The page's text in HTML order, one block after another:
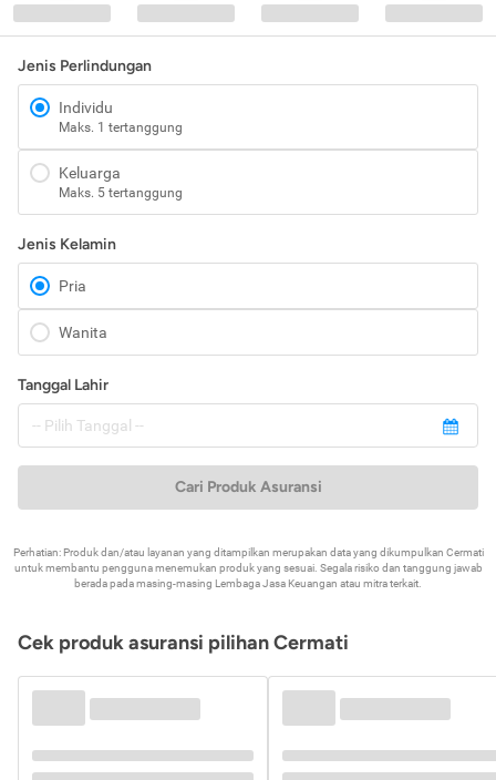
Jenis Perlindungan
Individu
Maks. 1 tertanggung
Keluarga
Maks. 5 tertanggung
Jenis Kelamin
Pria
Wanita
Tanggal Lahir
Cari Produk Asuransi
Perhatian: Produk dan/atau layanan yang ditampilkan merupakan data yang dikumpulkan Cermati
untuk membantu pengguna menemukan produk yang sesuai. Segala risiko dan tanggung jawab
berada pada masing-masing Lembaga Jasa Keuangan atau mitra terkait.
Cek produk asuransi pilihan Cermati